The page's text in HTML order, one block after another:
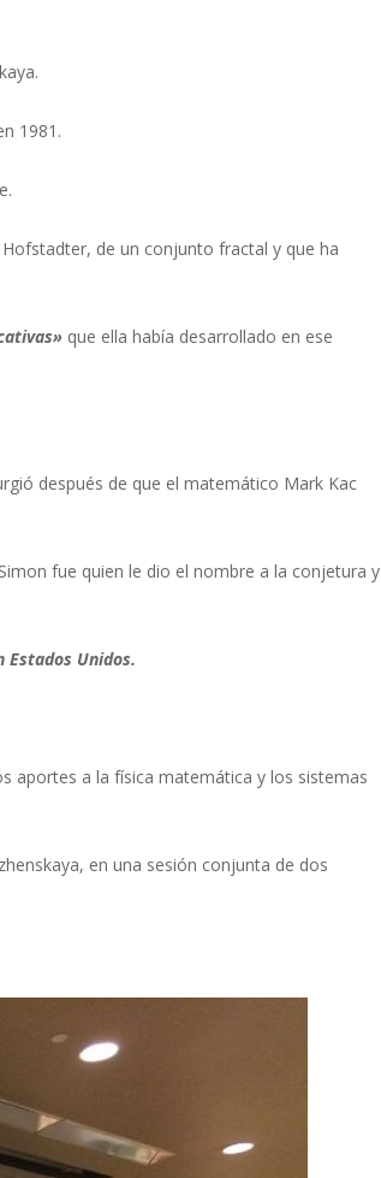
1981.
de un conjunto fractal y que ha
que ella había desarrollado en ese
después de que el matemático Mark Kac
fue quien le dio el nombre a la conjetura y
Estados Unidos.
aportes a la física matemática y los sistemas
en una sesión conjunta de dos